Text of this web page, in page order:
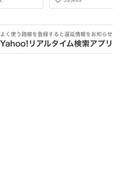
組成で、その大部分
モット、
で喜んでくれまし
山口県の恩師に感
謝。
い
ね
数